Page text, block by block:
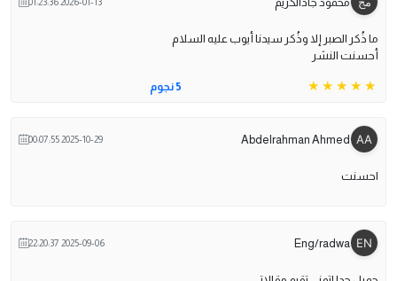
ما ذُكر الصبر إلا وذُكر سيدنا أيوب عليه السلام
أحسنت النشر
5 نجوم
Abdelrahman Ahmed
2025-10-29 00:07:55
احسنت
Eng/radwa
2025-09-06 22:20:37